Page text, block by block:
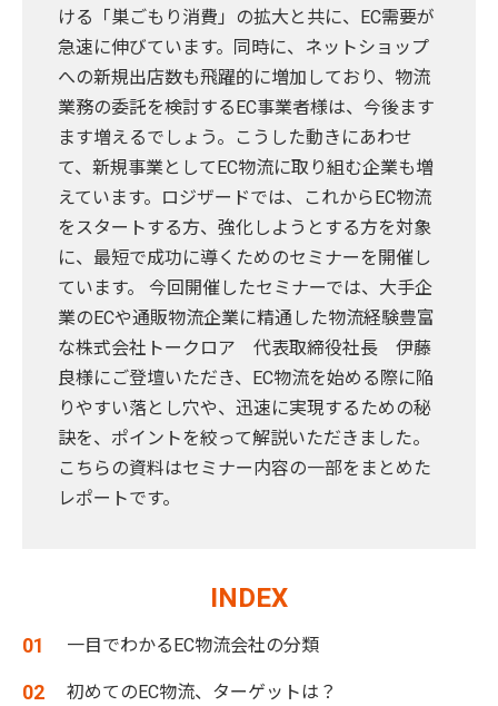
ける「巣ごもり消費」の拡大と共に、EC需要が
急速に伸びています。同時に、ネットショップ
への新規出店数も飛躍的に増加しており、物流
業務の委託を検討するEC事業者様は、今後ます
ます増えるでしょう。こうした動きにあわせ
て、新規事業としてEC物流に取り組む企業も増
えています。ロジザードでは、これからEC物流
をスタートする方、強化しようとする方を対象
に、最短で成功に導くためのセミナーを開催し
ています。 今回開催したセミナーでは、大手企
業のECや通販物流企業に精通した物流経験豊富
な株式会社トークロア 代表取締役社長 伊藤
良様にご登壇いただき、EC物流を始める際に陥
りやすい落とし穴や、迅速に実現するための秘
訣を、ポイントを絞って解説いただきました。
こちらの資料はセミナー内容の一部をまとめた
レポートです。
INDEX
一目でわかるEC物流会社の分類
初めてのEC物流、ターゲットは？